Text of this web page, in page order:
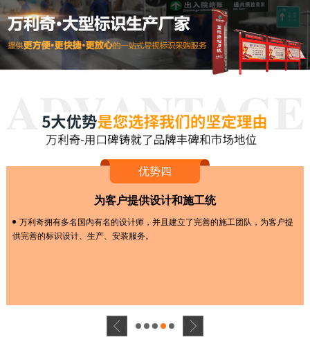
优势四
为客户提供设计和施工统
万利奇拥有多名国内有名的设计师，并且建立了完善的施工团队，为客户提
供完善的标识设计、生产、安装服务。